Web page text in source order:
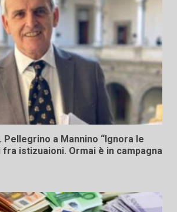
Pellegrino a Mannino “Ignora le
fra istizuaioni. Ormai è in campagna